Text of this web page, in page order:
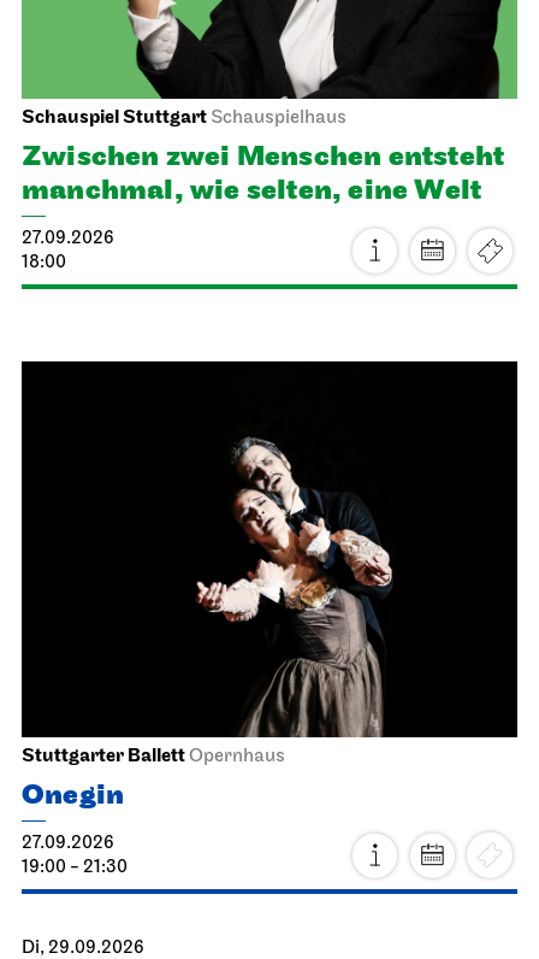
Schauspiel Stuttgart Schauspielhaus
Zwischen zwei Menschen ent­steht
manch­mal, wie selten, eine Welt
27.09.2026
18:00
Stuttgarter BallettOpernhaus
Onegin
27.09.2026
19:00 - 21:30
Di, 29.09.2026